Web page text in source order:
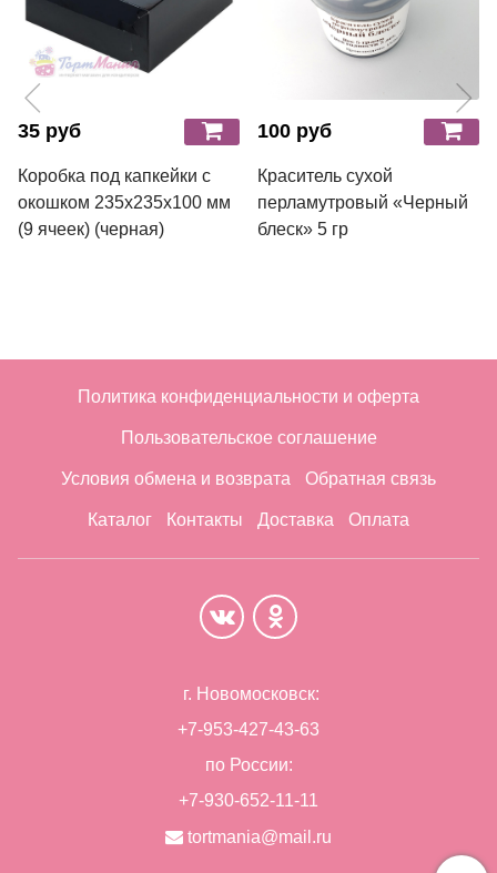
35 руб
Коробка под капкейки с
окошком 235х235х100 мм
(9 ячеек) (черная)
100 руб
Краситель сухой
перламутровый «Черный
блеск» 5 гр
Политика конфиденциальности и оферта
Пользовательское соглашение
Условия обмена и возврата Обратная связь
Каталог Контакты Доставка Оплата
г. Новомосковск:
+7-953-427-43-63
по России:
+7-930-652-11-11
tortmania@mail.ru